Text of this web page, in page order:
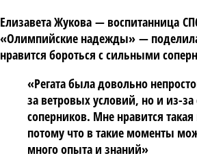
Елизавета Жукова — воспитанница
«Олимпийские надежды» —
нравится бороться с сильными
«Регата была довольно
за ветровых условий, но и из-
соперников. Мне нравится
потому что в такие моменты
много опыта и знаний»